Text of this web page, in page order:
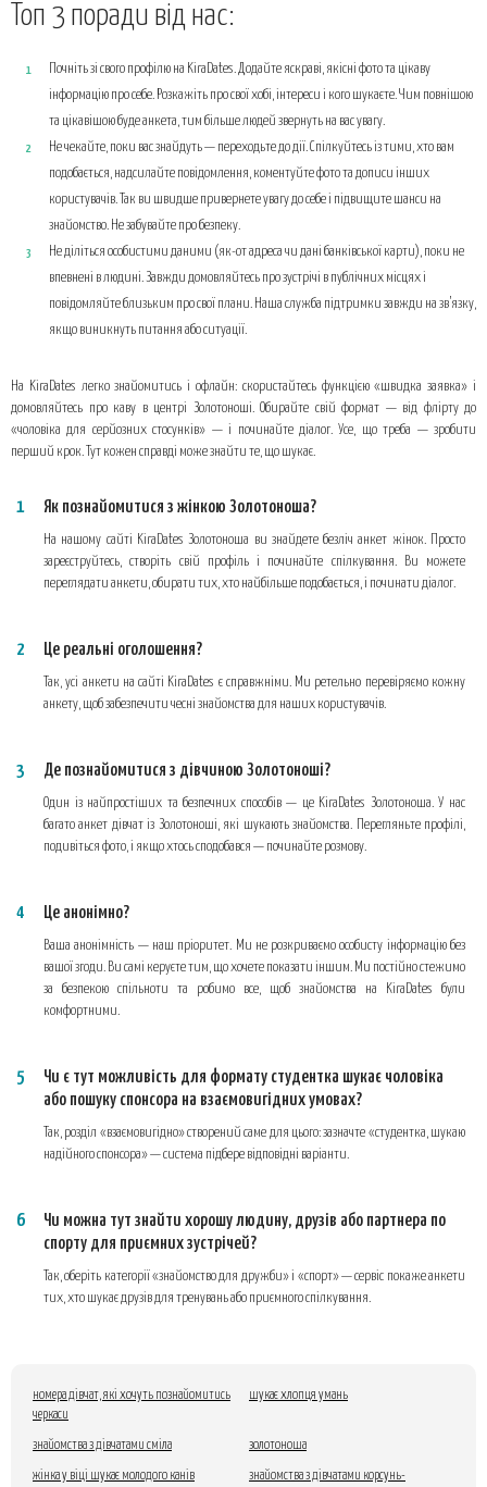
Топ 3 поради від нас:
Почніть зі свого профілю на KiraDates. Додайте яскраві, якісні фото та цікаву
інформацію про себе. Розкажіть про свої хобі, інтереси і кого шукаєте. Чим повнішою
та цікавішою буде анкета, тим більше людей звернуть на вас увагу.
Не чекайте, поки вас знайдуть — переходьте до дії. Спілкуйтесь із тими, хто вам
подобається, надсилайте повідомлення, коментуйте фото та дописи інших
користувачів. Так ви швидше привернете увагу до себе і підвищите шанси на
знайомство. Не забувайте про безпеку.
Не діліться особистими даними (як-от адреса чи дані банківської карти), поки не
впевнені в людині. Завжди домовляйтесь про зустрічі в публічних місцях і
повідомляйте близьким про свої плани. Наша служба підтримки завжди на зв’язку,
якщо виникнуть питання або ситуації.
На KiraDates легко знайомитись і офлайн: скористайтесь функцією «швидка заявка» і
домовляйтесь про каву в центрі Золотоноші. Обирайте свій формат — від флірту до
«чоловіка для серйозних стосунків» — і починайте діалог. Усе, що треба — зробити
перший крок. Тут кожен справді може знайти те, що шукає.
Як познайомитися з жінкою Золотоноша?
На нашому сайті KiraDates Золотоноша ви знайдете безліч анкет жінок. Просто
зареєструйтесь, створіть свій профіль і починайте спілкування. Ви можете
переглядати анкети, обирати тих, хто найбільше подобається, і починати діалог.
Це реальні оголошення?
Так, усі анкети на сайті KiraDates є справжніми. Ми ретельно перевіряємо кожну
анкету, щоб забезпечити чесні знайомства для наших користувачів.
Де познайомитися з дівчиною Золотоноші?
Один із найпростіших та безпечних способів — це KiraDates Золотоноша. У нас
багато анкет дівчат із Золотоноші, які шукають знайомства. Перегляньте профілі,
подивіться фото, і якщо хтось сподобався — починайте розмову.
Це анонімно?
Ваша анонімність — наш пріоритет. Ми не розкриваємо особисту інформацію без
вашої згоди. Ви самі керуєте тим, що хочете показати іншим. Ми постійно стежимо
за безпекою спільноти та робимо все, щоб знайомства на KiraDates були
комфортними.
Чи є тут можливість для формату студентка шукає чоловіка
або пошуку спонсора на взаємовигідних умовах?
Так, розділ «взаємовигідно» створений саме для цього: зазначте «студентка, шукаю
надійного спонсора» — система підбере відповідні варіанти.
Чи можна тут знайти хорошу людину, друзів або партнера по
спорту для приємних зустрічей?
Так, оберіть категорії «знайомство для дружби» і «спорт» — сервіс покаже анкети
тих, хто шукає друзів для тренувань або приємного спілкування.
номера дівчат, які хочуть познайомитись
черкаси
шукає хлопця умань
знайомства з дівчатами сміла золотоноша
жінка у віці шукає молодого канів
знайомства з дівчатами корсунь-